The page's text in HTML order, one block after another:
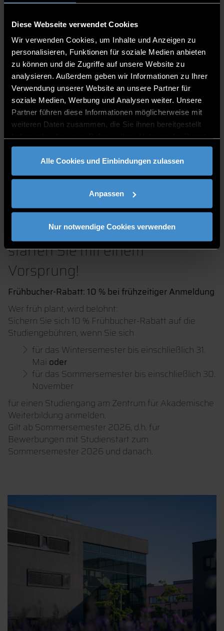
Diese Webseite verwendet Cookies
Wir verwenden Cookies, um Inhalte und Anzeigen zu
personalisieren, Funktionen für soziale Medien anbieten
zu können und die Zugriffe auf unsere Website zu
analysieren. Außerdem geben wir Informationen zu Ihrer
Verwendung unserer Website an unsere Partner für
soziale Medien, Werbung und Analysen weiter. Unsere
Partner führen diese Informationen möglicherweise mit
weiteren Daten zusammen, die Sie ihnen bereitgestellt
gesammelt haben.
Alle Cookies und Einbindungen zulassen
Anpassen
Nur notwendige Cookies verwenden
Beratung & Kontakt
Peter Apfelbecksteht Ihnen zudem gerne
auch für ein persönliches
Beratungsgespräch zur Verfügung.
Informationsmaterial anfordern
Fordern Siehierkostenfrei und
unverbindlich Informationsmaterial zum
Studiengang an.
RABATTE FÜR
FRÜHBUCHER
Jetzt planen, später profitieren –
starten Sie mit einem
Vorsprung!
Frühbucher-Rabatt: 10 % bei frühzeitiger Anmeldung
Wer früh plant, wird belohnt:
Sichern Sie sich 10 % Frühbucher-Rabatt auf die
Studiengebühren, wenn Sie sich
für das Wintersemester bis einschließlich 31.
Mai oder
für das Sommersemester bis einschließlich 30.
November
für einen Studiengang am Zentrum für Akademische
Weiterbildung anmelden.
Gilt ab Sommersemester 2026, d.h. für
Bewerbungen mit Studienstart zum
Sommersemester 2026 und danach.